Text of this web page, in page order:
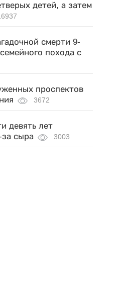
детей, а затем
смерти 9-
похода с
проспектов
3672
девять лет
сыра
3003